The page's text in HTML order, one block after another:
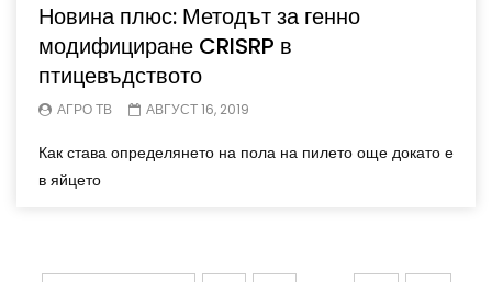
Новина плюс: Методът за генно
модифициране CRISRP в
птицевъдството
АГРО ТВ АВГУСТ 16, 2019
Как става определянето на пола на пилето още докато е
в яйцето